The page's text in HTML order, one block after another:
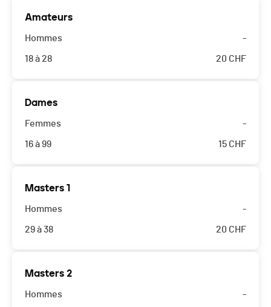
Amateurs
Hommes
18 à 28
-
20 CHF
Dames
Femmes
16 à 99
-
15 CHF
Masters 1
Hommes
29 à 38
-
20 CHF
Masters 2
Hommes -